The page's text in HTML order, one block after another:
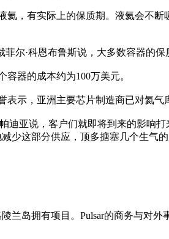
氦，有实际上的保质期。液氦会不
菲尔·科恩布鲁斯说，大多数容器的
器的成本约为100万美元。
示，亚洲主要芯片制造商已对氦气
迪亚说，客户们就即将到来的影响
少这部分供应，顶多搪塞几个生
兰岛拥有项目。Pulsar的商务与对